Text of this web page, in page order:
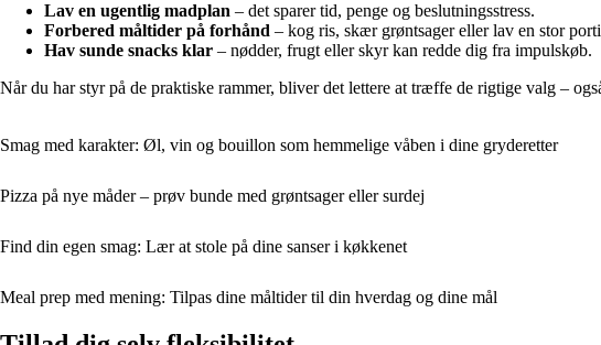
Lav en ugentlig madplan – det sparer tid, penge og beslutningsstress.
Forbered måltider på forhånd – kog ris, skær grøntsager eller lav en stor
Hav sunde snacks klar – nødder, frugt eller skyr kan redde dig fra impulskøb.
Når du har styr på de praktiske rammer, bliver det lettere at træffe de rigtige valg –
Smag med karakter: Øl, vin og bouillon som hemmelige våben i dine gryderetter
Pizza på nye måder – prøv bunde med grøntsager eller surdej
Find din egen smag: Lær at stole på dine sanser i køkkenet
Meal prep med mening: Tilpas dine måltider til din hverdag og dine mål